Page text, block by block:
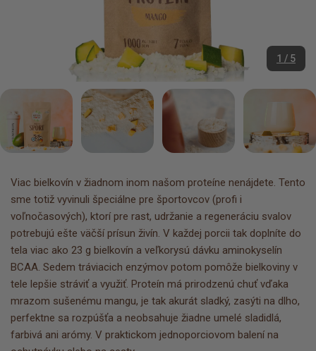
1 / 5
Viac bielkovín v žiadnom inom našom proteíne nenájdete. Tento
sme totiž vyvinuli špeciálne pre športovcov (profi i
voľnočasových), ktorí pre rast, udržanie a regeneráciu svalov
potrebujú ešte väčší prísun živín. V každej porcii tak doplníte do
tela viac ako 23 g bielkovín a veľkorysú dávku aminokyselín
BCAA. Sedem tráviacich enzýmov potom pomôže bielkoviny v
tele lepšie stráviť a využiť. Proteín má prirodzenú chuť vďaka
mrazom sušenému mangu, je tak akurát sladký, zasýti na dlho,
perfektne sa rozpúšťa a neobsahuje žiadne umelé sladidlá,
farbivá ani arómy. V praktickom jednoporciovom balení na